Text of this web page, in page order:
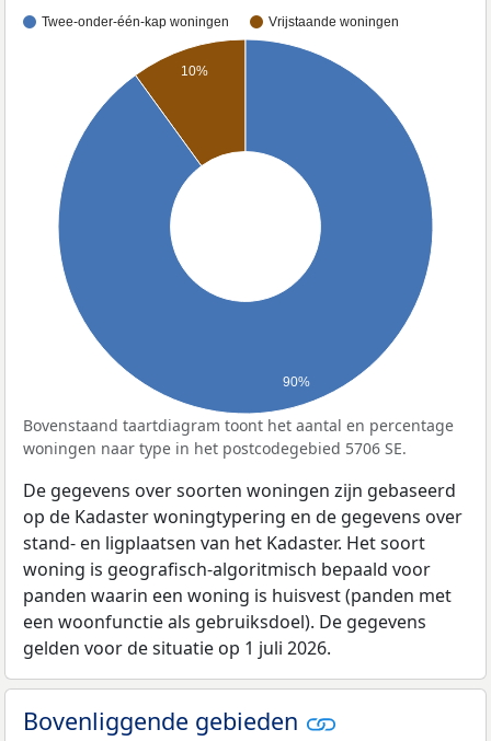
Twee-onder-één-kap woningen Vrijstaande woningen
10%
90%
Bovenstaand taartdiagram toont het aantal en percentage
woningen naar type in het postcodegebied 5706 SE.
De gegevens over soorten woningen zijn gebaseerd
op de Kadaster woningtypering en de gegevens over
stand- en ligplaatsen van het Kadaster. Het soort
woning is geografisch-algoritmisch bepaald voor
panden waarin een woning is huisvest (panden met
een woonfunctie als gebruiksdoel). De gegevens
gelden voor de situatie op 1 juli 2026.
Bovenliggende gebieden